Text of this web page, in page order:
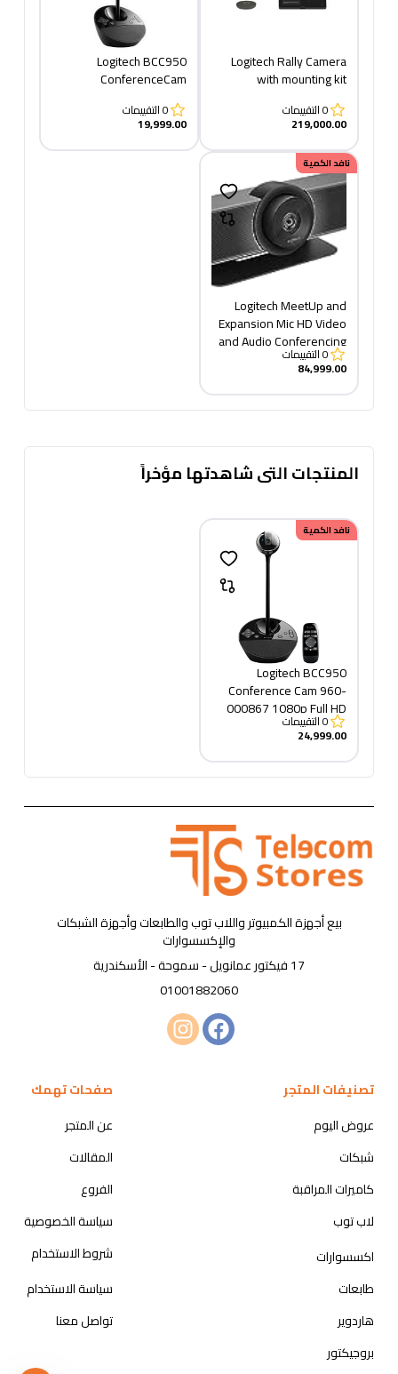
Logitech Rally Camera
with mounting kit
0التقييمات
219,000.00
Logitech BCC950
ConferenceCam
0التقييمات
19,999.00
نافد الكمية
Logitech MeetUp and
Expansion Mic HD Video
and Audio Conferencing
System for Small
Meeting Rooms - Black
0التقييمات
84,999.00
المنتجات التى شاهدتها مؤخراً
نافد الكمية
Logitech BCC950
Conference Cam 960-
000867 1080p Full HD
Webcam, Black,1920 x
1080 - PC & Mac
0التقييمات
24,999.00
بيع أجهزة الكمبيوتر واللاب توب والطابعات وأجهزة الشبكات
والإكسسوارات
17 فيكتور عمانويل - سموحة - الأسكندرية
01001882060
تصنيفات المتجر
عروض اليوم
شبكات
كاميرات المراقبة
لاب توب
اكسسوارات
طابعات
هاردوير
بروجيكتور
صفحات تهمك
عن المتجر
المقالات
الفروع
سياسة الخصوصية
شروط الاستخدام
سياسة الاستخدام
تواصل معنا